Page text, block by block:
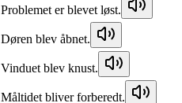
Problemet er blevet løst.
Døren blev åbnet.
Vinduet blev knust.
Måltidet bliver forberedt.